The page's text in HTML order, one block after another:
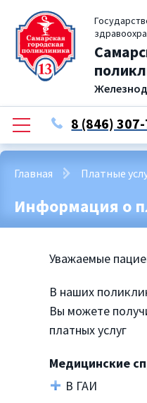
8 (846)
Главная Платные
Информация о
Уважаемые
В наших
Вы можете
платных услуг
Медицинские
В ГАИ